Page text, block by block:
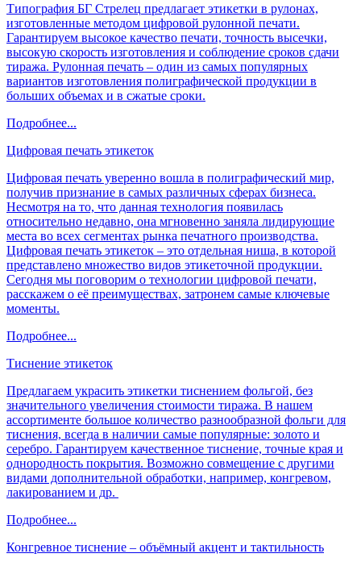
Типография БГ Стрелец предлагает этикетки в рулонах,
изготовленные методом цифровой рулонной печати.
Гарантируем высокое качество печати, точность высечки,
высокую скорость изготовления и соблюдение сроков сдачи
тиража. Рулонная печать – один из самых популярных
вариантов изготовления полиграфической продукции в
больших объемах и в сжатые сроки.
Подробнее...
Цифровая печать этикеток
Цифровая печать уверенно вошла в полиграфический мир,
получив признание в самых различных сферах бизнеса.
Несмотря на то, что данная технология появилась
относительно недавно, она мгновенно заняла лидирующие
места во всех сегментах рынка печатного производства.
Цифровая печать этикеток – это отдельная ниша, в которой
представлено множество видов этикеточной продукции.
Сегодня мы поговорим о технологии цифровой печати,
расскажем о её преимуществах, затронем самые ключевые
моменты.
Подробнее...
Тиснение этикеток
Предлагаем украсить этикетки тиснением фольгой, без
значительного увеличения стоимости тиража. В нашем
ассортименте большое количество разнообразной фольги для
тиснения, всегда в наличии самые популярные: золото и
серебро. Гарантируем качественное тиснение, точные края и
однородность покрытия. Возможно совмещение с другими
видами дополнительной обработки, например, конгревом,
лакированием и др.
Подробнее...
Конгревное тиснение – объёмный акцент и тактильность